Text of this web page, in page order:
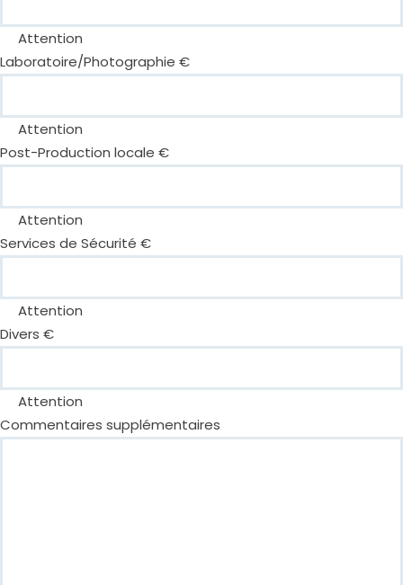
Attention
Laboratoire/Photographie €
Attention
Post-Production locale €
Attention
Services de Sécurité €
Attention
Divers €
Attention
Commentaires supplémentaires